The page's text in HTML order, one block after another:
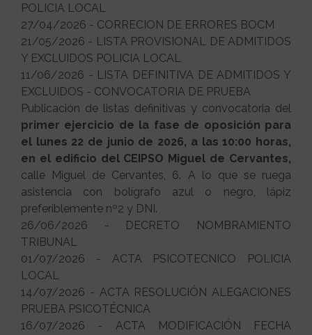
POLICIA LOCAL
27/04/2026 - CORRECION DE ERRORES BOCM
21/05/2026 - LISTA PROVISIONAL DE ADMITIDOS
Y EXCLUIDOS POLICIA LOCAL
11/06/2026 - LISTA DEFINITIVA DE ADMITIDOS Y
EXCLUIDOS - CONVOCATORIA DE PRUEBA
Publicación de listas definitivas y convocatoria del
primer ejercicio de la fase de oposición para
el lunes 22 de junio de 2026, a las 10:00 horas,
en el edificio del CEIPSO Miguel de Cervantes,
calle Miguel de Cervantes, 6. A lo que se ruega
asistencia con bolígrafo azul o negro, lápiz
preferiblemente nº2 y DNI.
26/06/2026 - DECRETO NOMBRAMIENTO
TRIBUNAL
01/07/2026 - ACTA PSICOTECNICO POLICIA
LOCAL
14/07/2026 - ACTA RESOLUCIÓN ALEGACIONES
PRUEBA PSICOTÉCNICA
16/07/2026 - ACTA MODIFICACIÓN FECHA